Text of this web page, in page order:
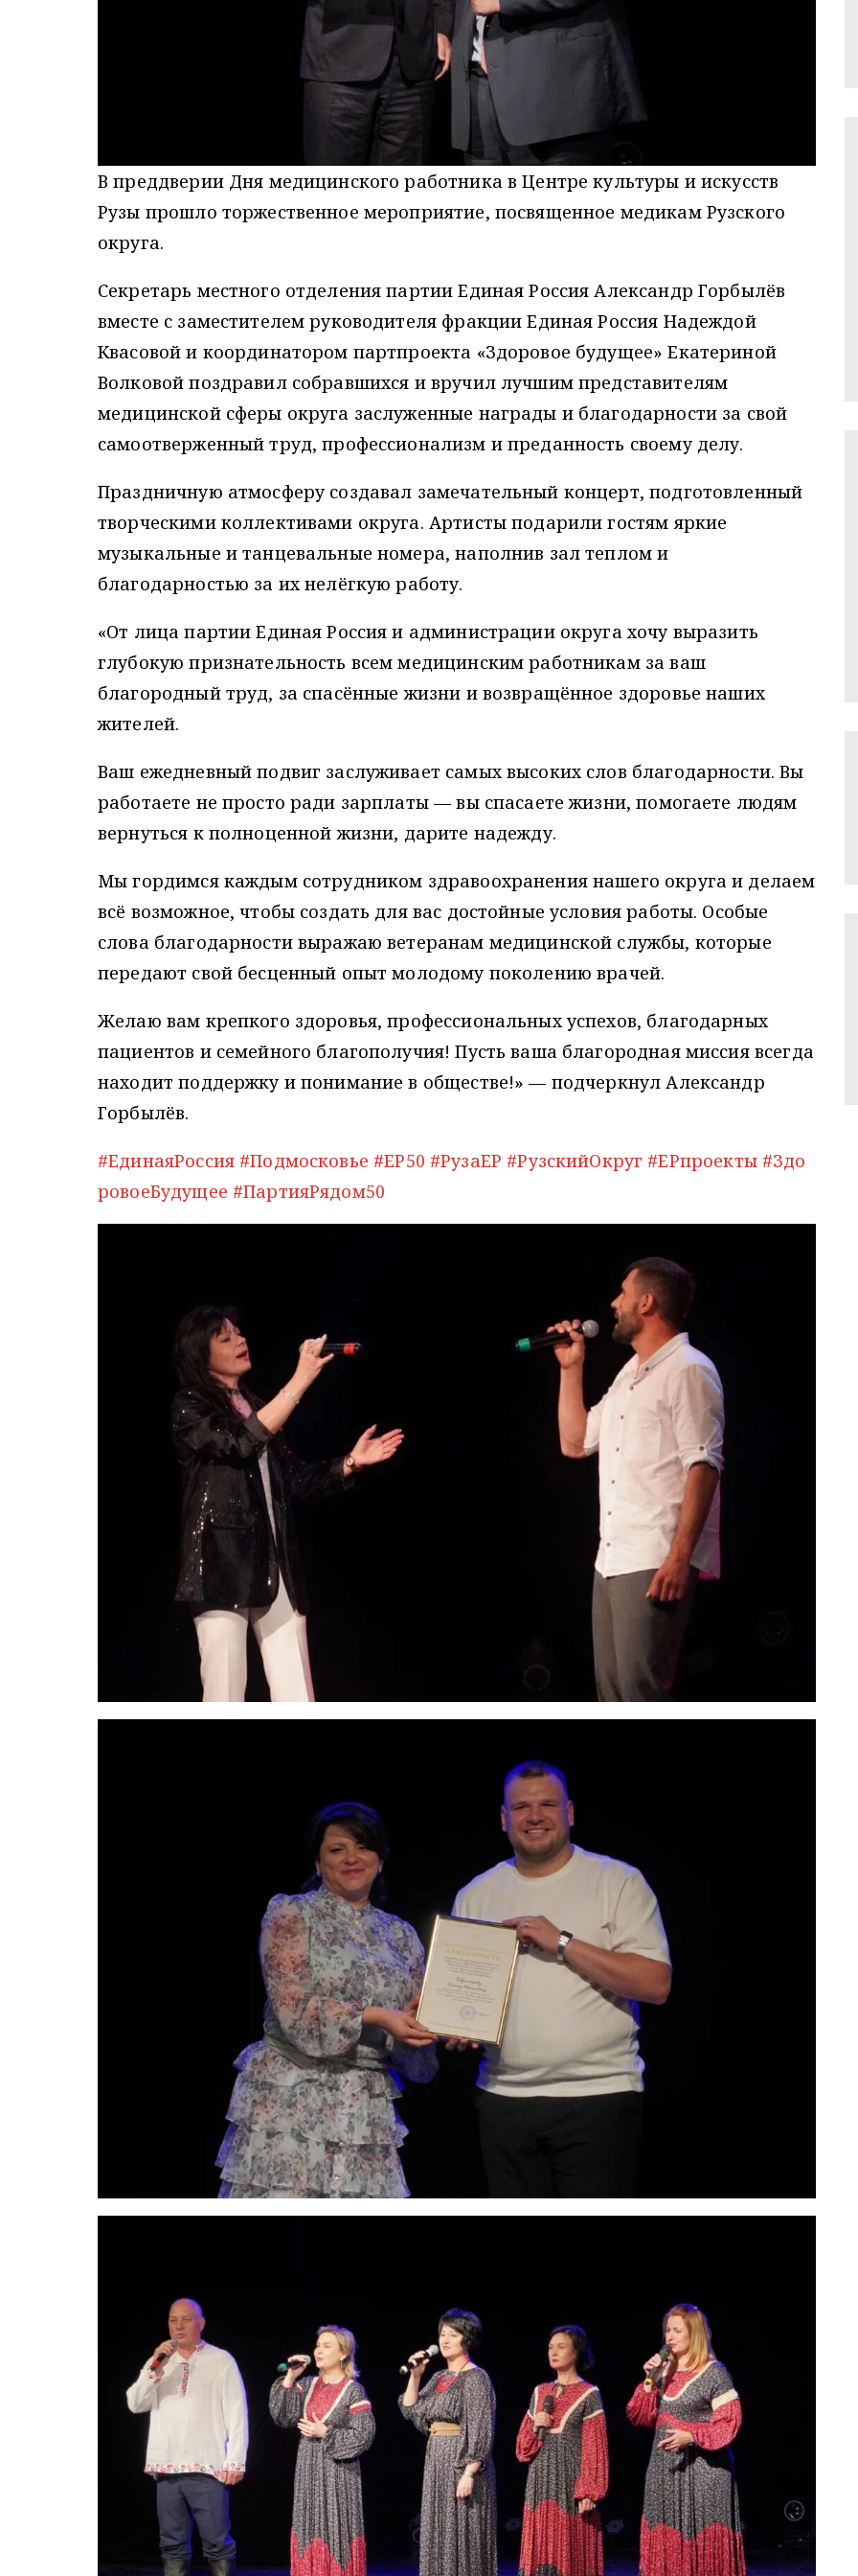
В преддверии Дня медицинского работника в Центре культуры и искусств
Рузы прошло торжественное мероприятие, посвященное медикам Рузского
округа.
Секретарь местного отделения партии Единая Россия Александр Горбылёв
вместе с заместителем руководителя фракции Единая Россия Надеждой
Квасовой и координатором партпроекта «Здоровое будущее» Екатериной
Волковой поздравил собравшихся и вручил лучшим представителям
медицинской сферы округа заслуженные награды и благодарности за свой
самоотверженный труд, профессионализм и преданность своему делу.
Праздничную атмосферу создавал замечательный концерт, подготовленный
творческими коллективами округа. Артисты подарили гостям яркие
музыкальные и танцевальные номера, наполнив зал теплом и
благодарностью за их нелёгкую работу.
«От лица партии Единая Россия и администрации округа хочу выразить
глубокую признательность всем медицинским работникам за ваш
благородный труд, за спасённые жизни и возвращённое здоровье наших
жителей.
Ваш ежедневный подвиг заслуживает самых высоких слов благодарности. Вы
работаете не просто ради зарплаты — вы спасаете жизни, помогаете людям
вернуться к полноценной жизни, дарите надежду.
Мы гордимся каждым сотрудником здравоохранения нашего округа и делаем
всё возможное, чтобы создать для вас достойные условия работы. Особые
слова благодарности выражаю ветеранам медицинской службы, которые
передают свой бесценный опыт молодому поколению врачей.
Желаю вам крепкого здоровья, профессиональных успехов, благодарных
пациентов и семейного благополучия! Пусть ваша благородная миссия всегда
находит поддержку и понимание в обществе!» — подчеркнул Александр
Горбылёв.
#ЕдинаяРоссия #Подмосковье #ЕР50 #РузаЕР #РузскийОкруг #ЕРпроекты #Здо
ровоеБудущее #ПартияРядом50